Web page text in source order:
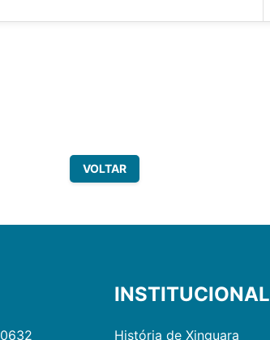
VOLTAR
INSTITUCIONAL
História de Xinguara